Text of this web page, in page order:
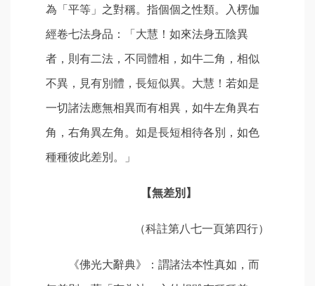
為「平等」之對稱。指個個之性類。入楞伽
經卷七法身品：「大慧！如來法身五陰異
者，則有二法，不同體相，如牛二角，相似
不異，見有別體，長短似異。大慧！若如是
一切諸法應無相異而有相異，如牛左角異右
角，右角異左角。如是長短相待各別，如色
種種彼此差別。」
【無差別】
（科註第八七一頁第四行）
《佛光大辭典》：謂諸法本性真如，而